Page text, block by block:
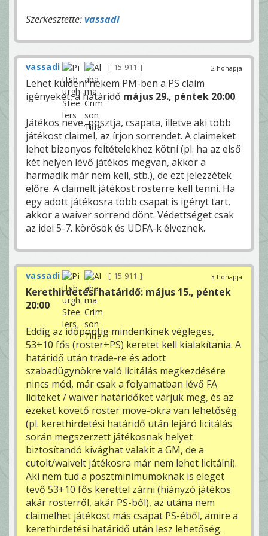
Szerkesztette:vassadi
2 hónapja
vassadi 15 911
Lehet küldeni nekem PM-ben a PS claim
igényeket, a határidő május 29., péntek 20:00.
Játékos neve, posztja, csapata, illetve aki több
játékost claimel, az írjon sorrendet. A claimeket
lehet bizonyos feltételekhez kötni (pl. ha az első
két helyen lévő játékos megvan, akkor a
harmadik már nem kell, stb.), de ezt jelezzétek
előre. A claimelt játékost rosterre kell tenni. Ha
egy adott játékosra több csapat is igényt tart,
akkor a waiver sorrend dönt. Védettséget csak
az idei 5-7. körösök és UDFA-k élveznek.
3 hónapja
vassadi 15 911
Kerethirdetési határidő: május 15., péntek
20:00
Eddig az időpontig mindenkinek végleges,
53+10 fős (roster+PS) keretet kell kialakítania. A
határidő után trade-re és adott
szabadügynökre való licitálás megkezdésére
nincs mód, már csak a folyamatban lévő FA
liciteket / waiver határidőket várjuk meg, és az
ezeket követő roster move-okra van lehetőség
(pl. kerethirdetési határidő után lejáró licitálás
során megszerzett játékosnak helyet
biztosítandó kivághat valakit a GM, de a
cutolt/waivelt játékosra már nem lehet licitálni).
Aki nem tud a posztminimumoknak is eleget
tevő 53+10 fős kerettel zárni (hiányzó játékos
akár rosterről, akár PS-ből), az utána nem
claimelhet játékost más csapat PS-éből, amire a
kerethirdetési határidő után lesz lehetőség.